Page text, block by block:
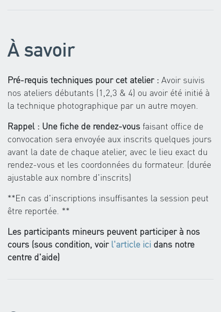
À savoir
Pré-requis techniques pour cet atelier : Avoir suivis
nos ateliers débutants (1,2,3 & 4) ou avoir été initié à
la technique photographique par un autre moyen.
Rappel : Une fiche de rendez-vous faisant office de
convocation sera envoyée aux inscrits quelques jours
avant la date de chaque atelier, avec le lieu exact du
rendez-vous et les coordonnées du formateur. (durée
ajustable aux nombre d'inscrits)
**En cas d'inscriptions insuffisantes la session peut
être reportée. **
Les participants mineurs peuvent participer à nos
cours (sous condition, voir l'article ici dans notre
centre d'aide)